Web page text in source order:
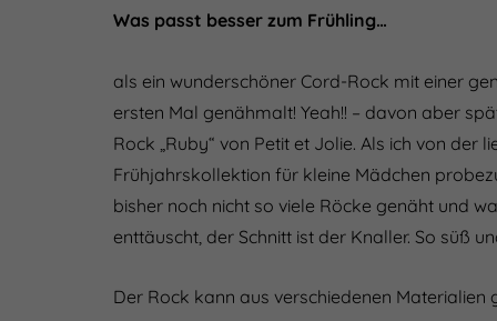
Was passt besser zum Frühling…
als ein wunderschöner Cord-Rock mit einer
ersten Mal genähmalt! Yeah!! – davon aber
Rock „Ruby“ von Petit et Jolie. Als ich von der
Frühjahrskollektion für kleine Mädchen
bisher noch nicht so viele Röcke genäht und
enttäuscht, der Schnitt ist der Knaller. So süß
Der Rock kann aus verschiedenen Materialien